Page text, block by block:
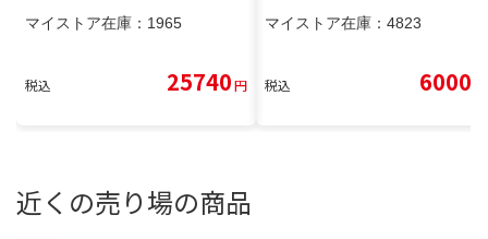
マイストア在庫： 1965
税込 25740円
マイストア在庫： 4823
税込 6000
近くの売り場の商品